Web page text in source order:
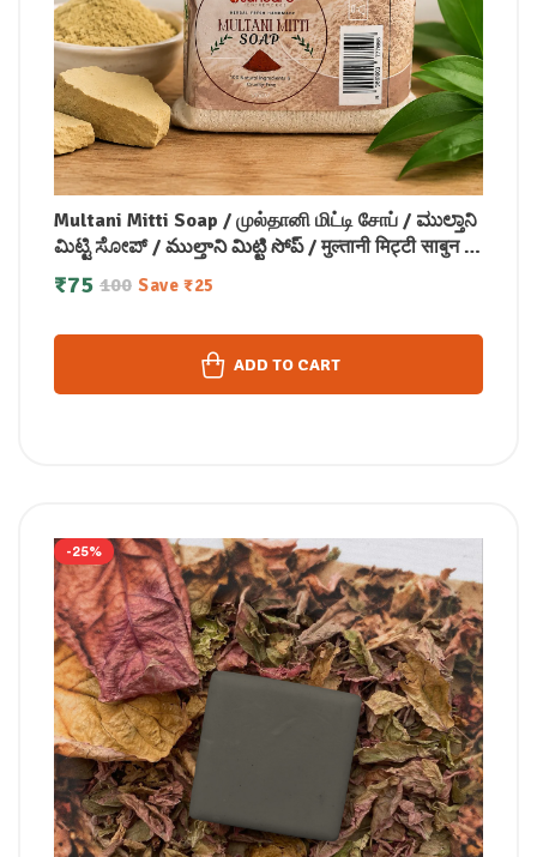
Multani Mitti Soap / முல்தானி மிட்டி சோப் / ಮುಲ್ತಾನಿ
ಮಿಟ್ಟಿ ಸೋಪ್ / ముల్తాని మిట్టి సోప్ / मुल्तानी मिट्टी साबुन /
മുൽത്താനി മിട്ടി സോപ്പ് (100 GM)
100
₹75 Save ₹25
ADD TO CART
-25%